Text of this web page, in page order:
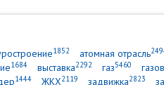
1852 атомная отрасль
1684 выставка2292 газ5460
1444 ЖКХ2119 задвижка2823